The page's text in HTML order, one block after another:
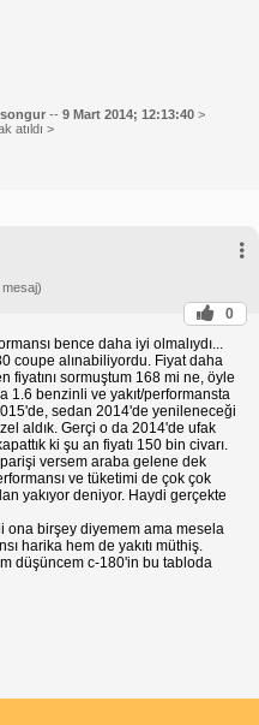
-- 9 Mart 2014; 12:13:40 >
atıldı >
0
bence daha iyi olmalıydı...
coupe alınabiliyordu. Fiyat daha
fiyatını sormuştum 168 mi ne, öyle
1.6 benzinli ve yakıt/performansta
sedan 2014'de yenileneceği
aldık. Gerçi o da 2014'de ufak
ki şu an fiyatı 150 bin civarı.
versem araba gelene dek
ve tüketimi de çok çok
yakıyor deniyor. Haydi gerçekte
ona birşey diyemem ama mesela
harika hem de yakıtı müthiş.
düşüncem c-180'in bu tabloda